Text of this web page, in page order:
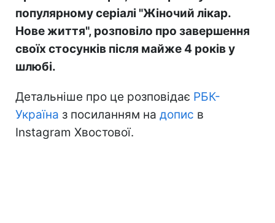
популярному серіалі "Жіночий лікар.
Нове життя", розповіло про завершення
своїх стосунків після майже 4 років у
шлюбі.
Детальніше про це розповідає РБК-
Україна з посиланням на допис в
Instagram Хвостової.